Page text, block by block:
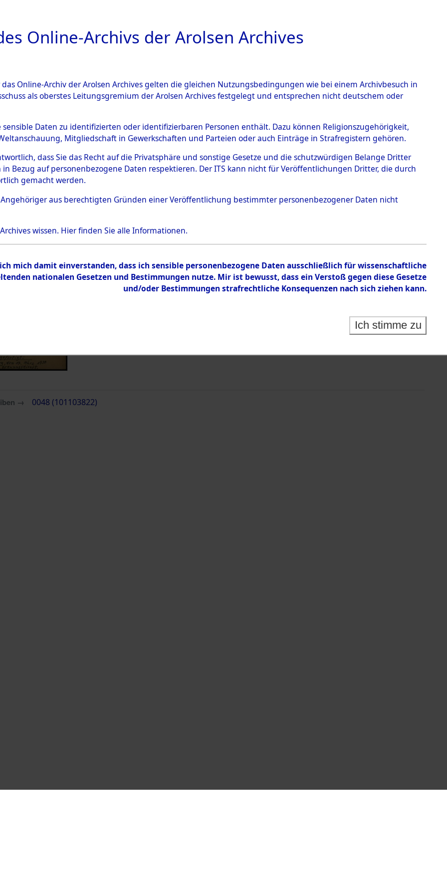
ARCHIVALE ÜBERSICHT BILD
→Kreis Höxter→0048 (101103822)
0048 (101103822)
Übergeordnetes
Nordrhein-Westfalen
Inhalt
Zur Übersicht
→ 0048 (101103822)
Online-Archivs der Arolsen Archives
Online-Archiv der Arolsen Archives gelten die gleichen Nutzungsbedingungen wie bei einem Archivbesuch in
als oberstes Leitungsgremium der Arolsen Archives festgelegt und entsprechen nicht deutschem oder
sensible Daten zu identifizierten oder identifizierbaren Personen enthält. Dazu können Religionszugehörigkeit,
Mitgliedschaft in Gewerkschaften und Parteien oder auch Einträge in Strafregistern gehören.
dass Sie das Recht auf die Privatsphäre und sonstige Gesetze und die schutzwürdigen Belange Dritter
Bezug auf personenbezogene Daten respektieren. Der ITS kann nicht für Veröffentlichungen Dritter, die durch
gemacht werden.
Angehöriger aus berechtigten Gründen einer Veröffentlichung bestimmter personenbezogener Daten nicht
wissen. Hierfinden Sie alle Informationen.
mich damit einverstanden, dass ich sensible personenbezogene Daten ausschließlich für wissenschaftliche
nationalen Gesetzen und Bestimmungen nutze. Mir ist bewusst, dass ein Verstoß gegen diese Gesetze
und/oder Bestimmungen strafrechtliche Konsequenzen nach sich ziehen kann.
Ich stimme zu